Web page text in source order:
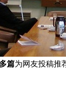
篇为网友投稿推